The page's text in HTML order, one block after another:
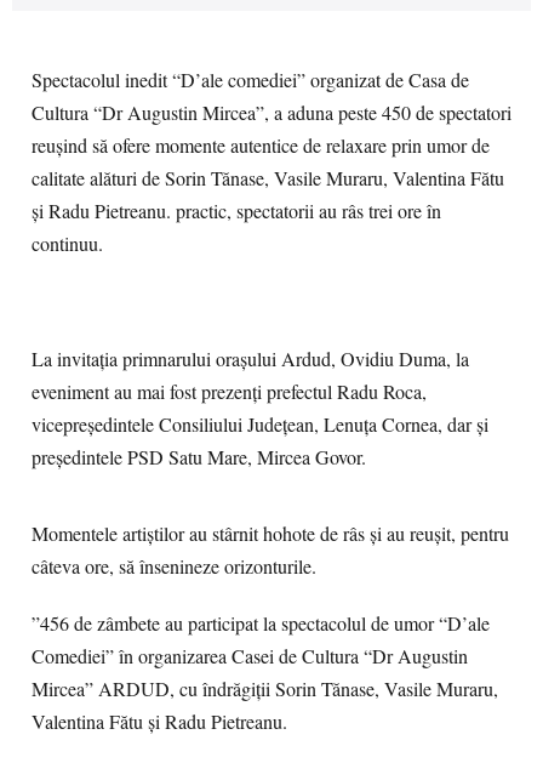
Spectacolul inedit “D’ale comediei” organizat de Casa de
Cultura “Dr Augustin Mircea”, a aduna peste 450 de spectatori
reușind să ofere momente autentice de relaxare prin umor de
calitate alături de Sorin Tănase, Vasile Muraru, Valentina Fătu
și Radu Pietreanu. practic, spectatorii au râs trei ore în
continuu.
La invitația primnarului orașului Ardud, Ovidiu Duma, la
eveniment au mai fost prezenți prefectul Radu Roca,
vicepreședintele Consiliului Județean, Lenuța Cornea, dar și
președintele PSD Satu Mare, Mircea Govor.
Momentele artiștilor au stârnit hohote de râs și au reușit, pentru
câteva ore, să însenineze orizonturile.
”456 de zâmbete au participat la spectacolul de umor “D’ale
Comediei” în organizarea Casei de Cultura “Dr Augustin
Mircea” ARDUD, cu îndrăgiții Sorin Tănase, Vasile Muraru,
Valentina Fătu și Radu Pietreanu.